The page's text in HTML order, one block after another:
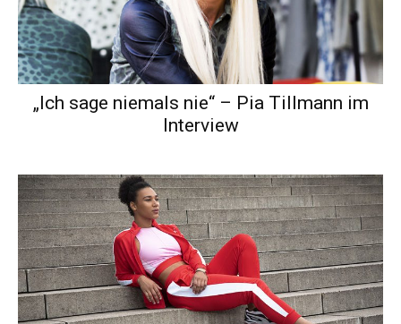
„Ich sage niemals nie“ – Pia Tillmann im
Interview